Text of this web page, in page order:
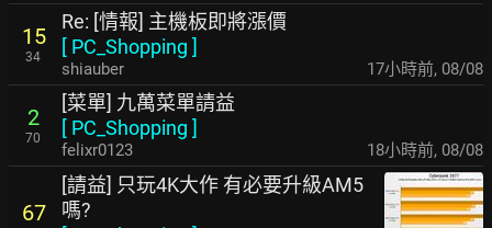
15
34
Re: [情報] 主機板即將漲價
[ PC_Shopping ]
shiauber 17小時前, 08/08
2
70
[菜單] 九萬菜單請益
[ PC_Shopping ]
felixr0123 18小時前, 08/08
67
[請益] 只玩4K大作 有必要升級AM5
嗎?